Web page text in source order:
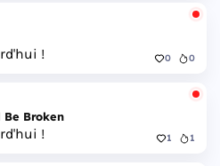
! 0 0
Be Broken
! 1 1